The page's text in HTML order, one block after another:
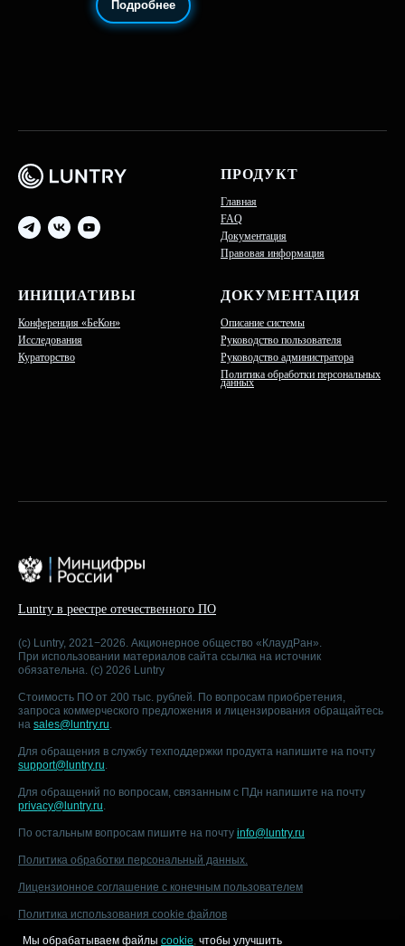
Подробнее
Мы обрабатываем файлы cookie, чтобы улучшить
ПРОДУКТ
Главная
FAQ
Документация
Правовая информация
ИНИЦИАТИВЫ
Конференция «БеКон»
Исследования
Кураторство
ДОКУМЕНТАЦИЯ
Описание системы
Руководство пользователя
Руководство администратора
Политика обработки персональных
данных
Luntry в реестре отечественного ПО
(c) Luntry, 2021−2026. Акционерное общество «КлаудРан».
При использовании материалов сайта ссылка на источник
обязательна. (c) 2026 Luntry
Стоимость ПО от 200 тыс. рублей. По вопросам приобретения,
запроса коммерческого предложения и лицензирования обращайтесь
на sales@luntry.ru.
Для обращения в службу техподдержки продукта напишите на почту
support@luntry.ru.
Для обращений по вопросам, связанным с ПДн напишите на почту
privacy@luntry.ru.
По остальным вопросам пишите на почту info@luntry.ru
Политика обработки персональный данных.
Лицензионное соглашение с конечным пользователем
Политика использования cookie файлов